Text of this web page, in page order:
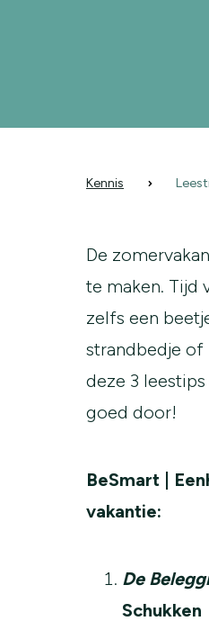
Kennis
De
te maken. Tijd
zelfs een
strandbedje
deze 3
goed door!
BeSmart |
vakantie:
De
Schukken